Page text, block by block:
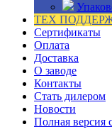
ТЕХ
Сертификаты
Оплата
Доставка
О заводе
Контакты
Стать дилером
Новости
Полная версия